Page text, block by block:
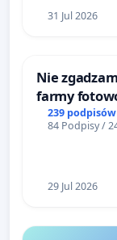
31 Jul 2026
Nie
farmy
rzetelnych
239 podpisów
84 Podpisy /
29 Jul 2026